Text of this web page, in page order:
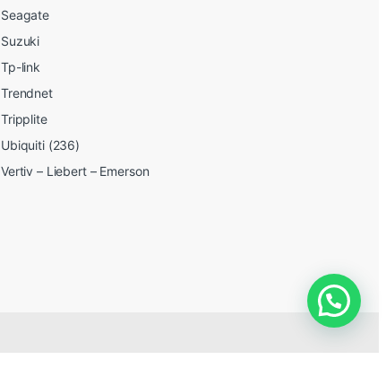
Seagate
Suzuki
Tp-link
Trendnet
Tripplite
Ubiquiti (236)
Vertiv – Liebert – Emerson